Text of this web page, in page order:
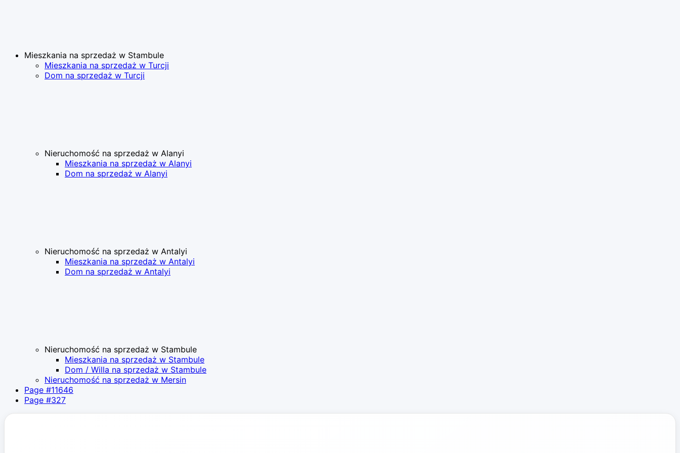
Mieszkania na sprzedaż w Stambule
Mieszkania na sprzedaż w Turcji
Dom na sprzedaż w Turcji
Nieruchomość na sprzedaż w Alanyi
Mieszkania na sprzedaż w Alanyi
Dom na sprzedaż w Alanyi
Nieruchomość na sprzedaż w Antalyi
Mieszkania na sprzedaż w Antalyi
Dom na sprzedaż w Antalyi
Nieruchomość na sprzedaż w Stambule
Mieszkania na sprzedaż w Stambule
Dom / Willa na sprzedaż w Stambule
Nieruchomość na sprzedaż w Mersin
Page #11646
Page #327